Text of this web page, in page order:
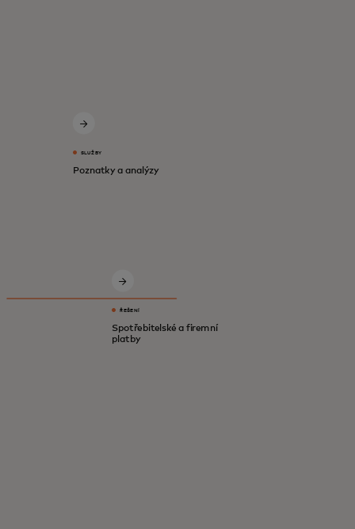
SLUŽBY
Poznatky a analýzy
ŘEŠENÍ
Spotřebitelské a firemní
platby